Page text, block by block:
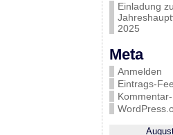
Einladung
2025
Meta
Anmelden
Eintrags-